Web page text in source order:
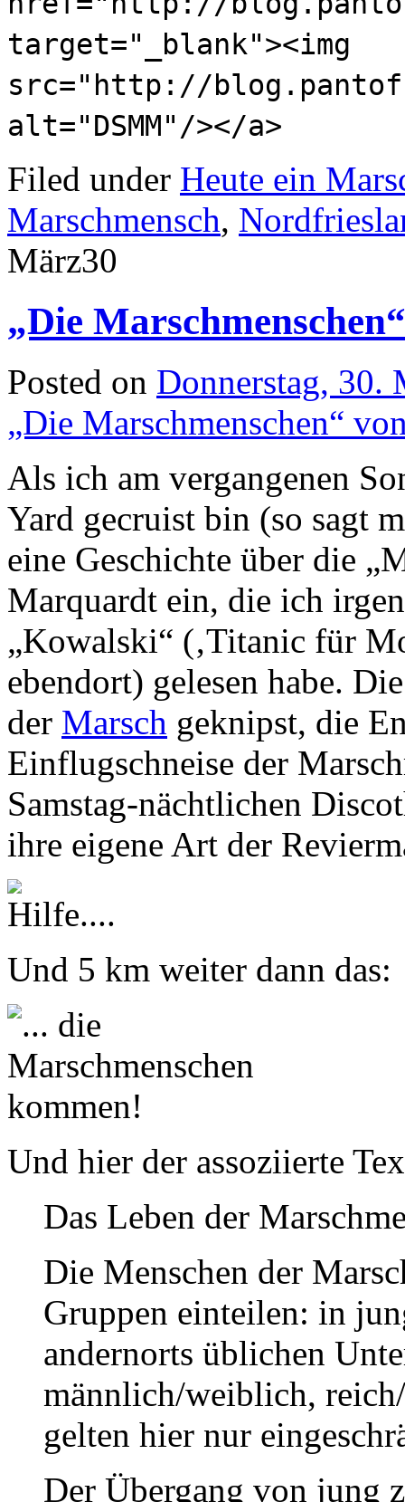
target="_blank"><img
src="http://
alt="DSMM"/></a>
Filed under Heute ein
Marschmensch,
März30
„Die
Posted on Donnerstag, 30.
„Die Marschmenschen“
Als ich am vergangenen
Yard gecruist bin (so sagt
eine Geschichte über die
Marquardt ein, die ich
„Kowalski“ (‚Titanic für
ebendort) gelesen habe.
der Marsch geknipst, die
Einflugschneise der
Samstag-nächtlichen
ihre eigene Art der
Und 5 km weiter dann das:
Und hier der assoziierte
Das Leben der
Die Menschen der
Gruppen einteilen: in
andernorts üblichen
männlich/weiblich,
gelten hier nur
Der Übergang von jung